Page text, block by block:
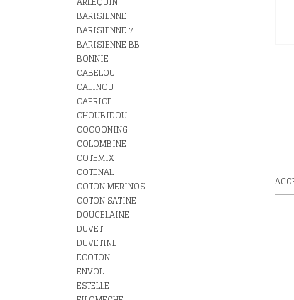
BARISIENNE
BARISIENNE 7
BARISIENNE BB
BONNIE
CABELOU
CALINOU
CAPRICE
CHOUBIDOU
COCOONING
COLOMBINE
COTEMIX
COTENAL
COTON MERINOS
COTON SATINE
DOUCELAINE
DUVET
DUVETINE
ECOTON
ENVOL
ESTELLE